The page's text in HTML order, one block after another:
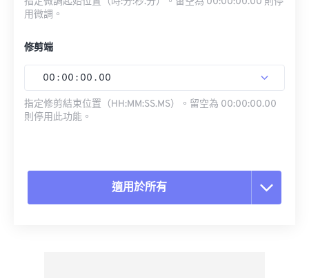
用微調。
修剪端
00 : 00 : 00 . 00
指定修剪結束位置（HH:MM:SS.MS）。留空為 00:00:00.00
則停用此功能。
適用於所有